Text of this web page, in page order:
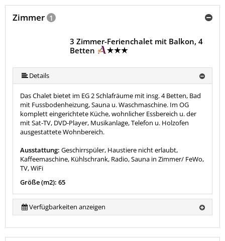
Zimmer 1
3 Zimmer-Ferienchalet mit Balkon, 4
Betten
Details
Das Chalet bietet im EG 2 Schlafräume mit insg. 4 Betten, Bad
mit Fussbodenheizung, Sauna u. Waschmaschine. Im OG
komplett eingerichtete Küche, wohnlicher Essbereich u. der
mit Sat-TV, DVD-Player, Musikanlage, Telefon u. Holzofen
ausgestattete Wohnbereich.
Ausstattung: Geschirrspüler, Haustiere nicht erlaubt,
Kaffeemaschine, Kühlschrank, Radio, Sauna in Zimmer/ FeWo,
TV, WiFi
Größe (m2): 65
Verfügbarkeiten anzeigen